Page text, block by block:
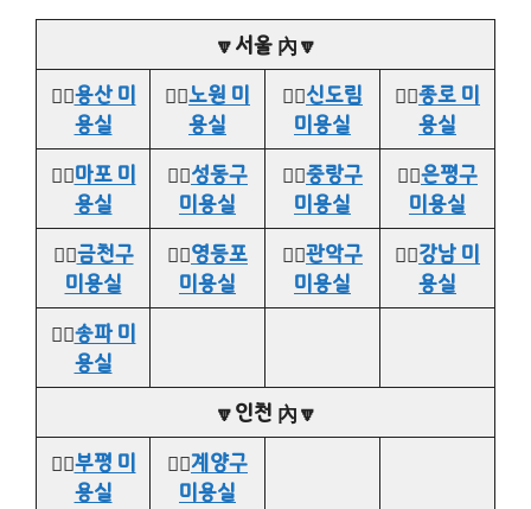
🔽서울 內🔽
👉🏻용산 미
용실
👉🏻노원 미
용실
👉🏻신도림
미용실
👉🏻종로 미
용실
👉🏻마포 미
용실
👉🏻성동구
미용실
👉🏻중랑구
미용실
👉🏻은평구
미용실
👉🏻금천구
미용실
👉🏻영등포
미용실
👉🏻관악구
미용실
👉🏻강남 미
용실
👉🏻송파 미
용실
🔽인천 內🔽
👉🏻부평 미
용실
👉🏻계양구
미용실